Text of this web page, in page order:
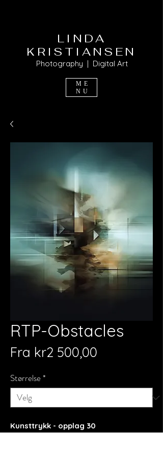
LINDA
KRISTIANSEN
ME
NU
Photography | Digital Art
RTP-Obstacles
Fra kr2 500,00
Størrelse*
Kunsttrykk - opplag 30